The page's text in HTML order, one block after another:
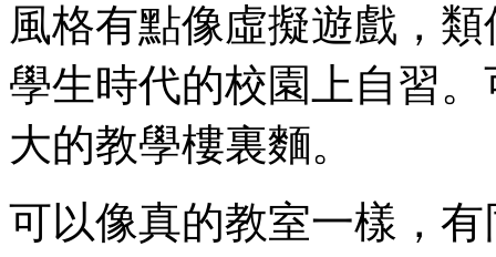
風格有點像虛擬遊戲，
學生時代的校園上自習
大的教學樓裏麵。
可以像真的教室一樣，